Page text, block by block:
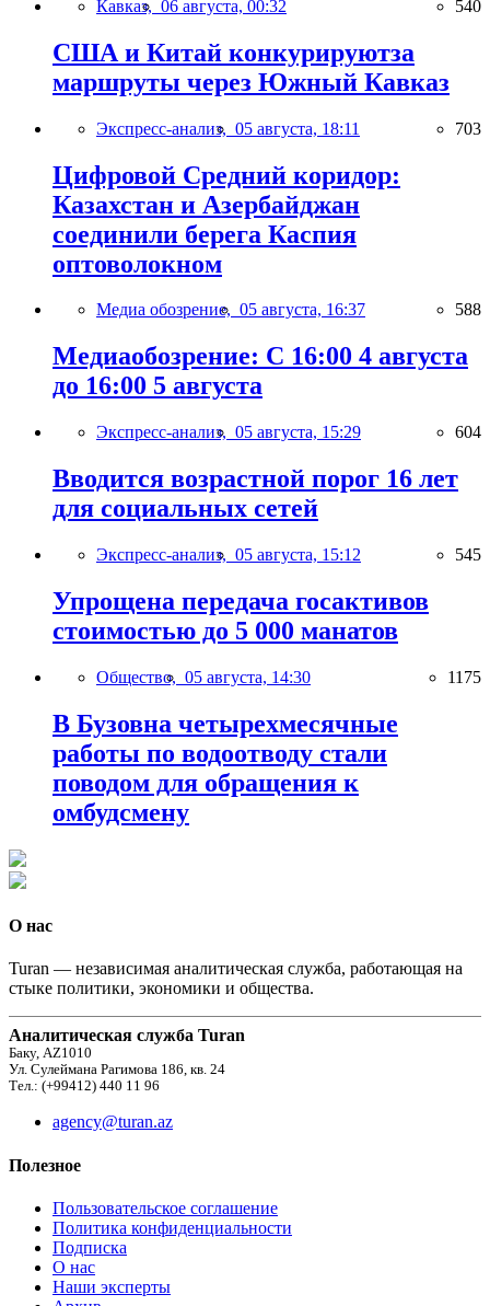
Кавказ, 06 августа, 00:32 540
США и Китай конкурируютза
маршруты через Южный Кавказ
Экспресс-анализ, 05 августа, 18:11 703
Цифровой Средний коридор:
Казахстан и Азербайджан
соединили берега Каспия
оптоволокном
Медиа обозрение, 05 августа, 16:37 588
Медиаобозрение: С 16:00 4 августа
до 16:00 5 августа
Экспресс-анализ, 05 августа, 15:29 604
Вводится возрастной порог 16 лет
для социальных сетей
Экспресс-анализ, 05 августа, 15:12 545
Упрощена передача госактивов
стоимостью до 5 000 манатов
Общество, 05 августа, 14:30 1175
В Бузовна четырехмесячные
работы по водоотводу стали
поводом для обращения к
омбудсмену
О нас
Turan — независимая аналитическая служба, работающая на
стыке политики, экономики и общества.
Аналитическая служба Turan
Баку, AZ1010
Ул. Сулеймана Рагимова 186, кв. 24
Тел.: (+99412) 440 11 96
agency@turan.az
Полезное
Пользовательское соглашение
Политика конфиденциальности
Подписка
О нас
Наши эксперты